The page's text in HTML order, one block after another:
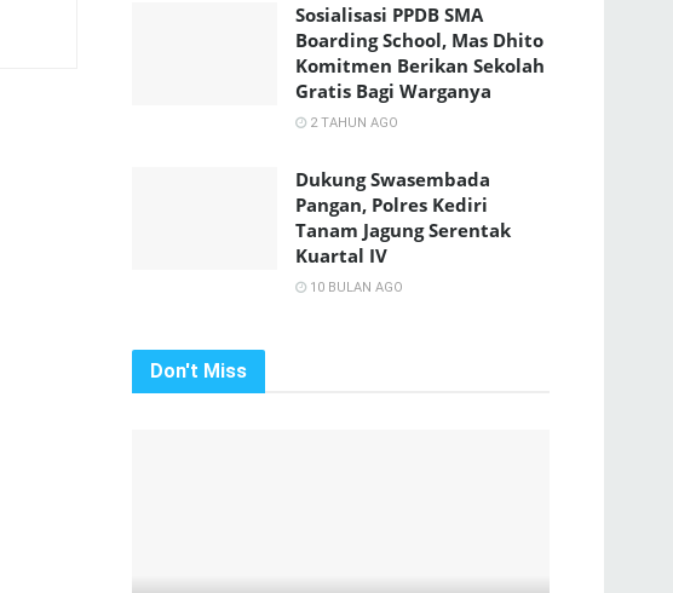
Sosialisasi PPDB SMA
Boarding School, Mas Dhito
Komitmen Berikan Sekolah
Gratis Bagi Warganya
2 TAHUN AGO
Dukung Swasembada
Pangan, Polres Kediri
Tanam Jagung Serentak
Kuartal IV
10 BULAN AGO
Don't Miss